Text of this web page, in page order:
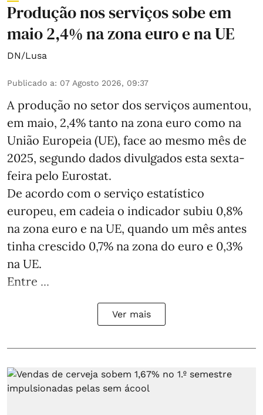
Produção nos serviços sobe em
maio 2,4% na zona euro e na UE
DN/Lusa
Publicado a: 07 Agosto 2026, 09:37
A produção no setor dos serviços aumentou,
em maio, 2,4% tanto na zona euro como na
União Europeia (UE), face ao mesmo mês de
2025, segundo dados divulgados esta sexta-
feira pelo Eurostat.
De acordo com o serviço estatístico
europeu, em cadeia o indicador subiu 0,8%
na zona euro e na UE, quando um mês antes
tinha crescido 0,7% na zona do euro e 0,3%
na UE.
Entre ...
Ver mais